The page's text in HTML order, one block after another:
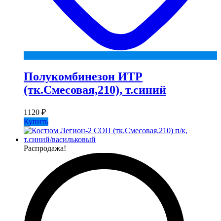
Полукомбинезон ИТР
(тк.Смесовая,210), т.синий
1120 ₽
Купить
Распродажа!